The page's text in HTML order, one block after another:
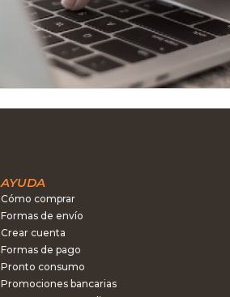
AYUDA
Cómo comprar
Formas de envío
Crear cuenta
Formas de pago
Pronto consumo
Promociones bancarias